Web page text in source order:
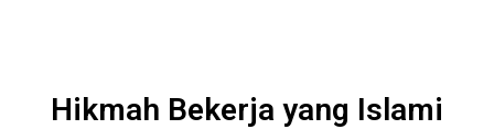
Hikmah Bekerja yang Islami